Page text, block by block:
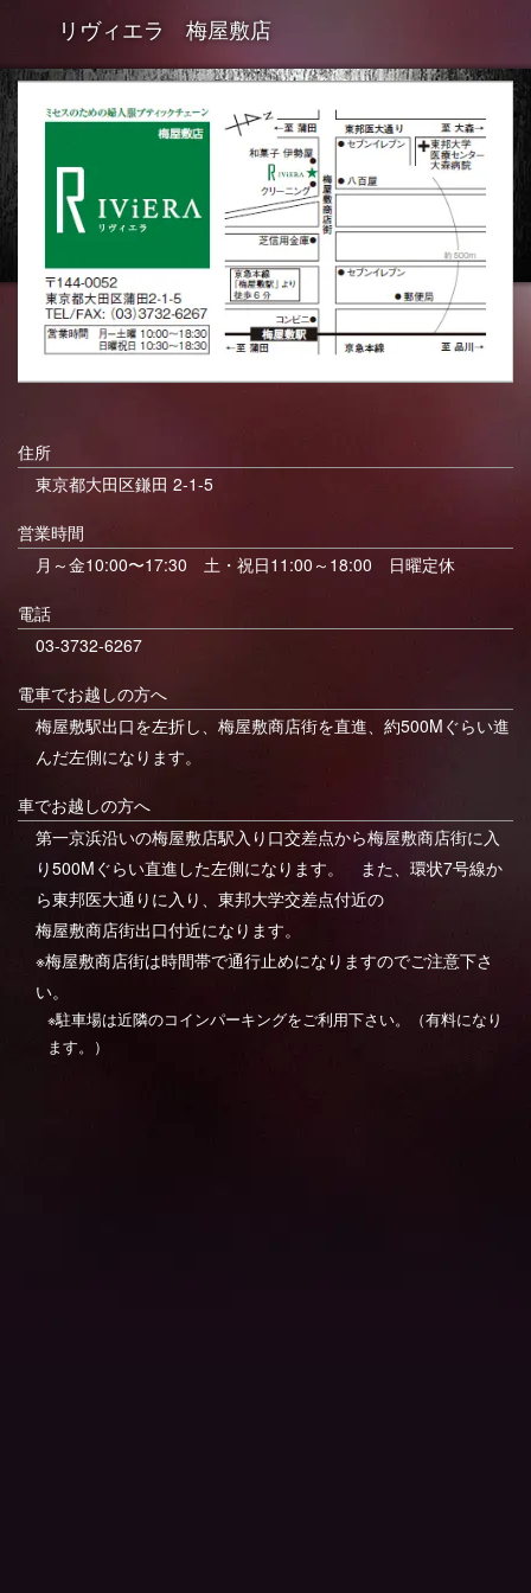
リヴィエラ 梅屋敷店
住所
東京都大田区鎌田 2-1-5
営業時間
月～金10:00〜17:30 土・祝日11:00～18:00 日曜定休
電話
03-3732-6267
電車でお越しの方へ
梅屋敷駅出口を左折し、梅屋敷商店街を直進、約500Mぐらい進
んだ左側になります。
車でお越しの方へ
第一京浜沿いの梅屋敷店駅入り口交差点から梅屋敷商店街に入
り500Mぐらい直進した左側になります。 また、環状7号線か
ら東邦医大通りに入り、東邦大学交差点付近の
梅屋敷商店街出口付近になります。
※梅屋敷商店街は時間帯で通行止めになりますのでご注意下さ
い。
※駐車場は近隣のコインパーキングをご利用下さい。（有料になり
ます。）